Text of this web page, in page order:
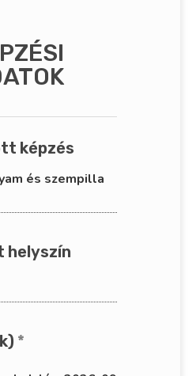
képzés
és szempilla
helyszín
*